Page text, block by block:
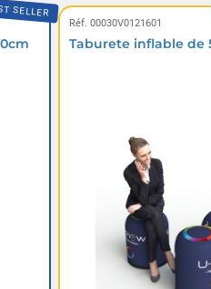
SELLER
Réf. 00030V0121601
Taburete inflable de